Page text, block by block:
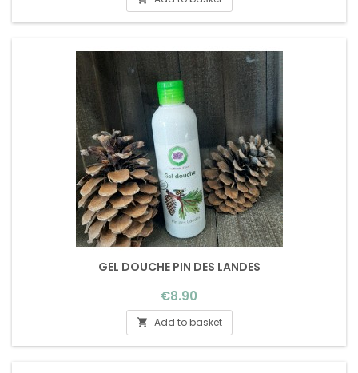
GEL DOUCHE PIN DES LANDES
Price
€8.90
 Add to basket